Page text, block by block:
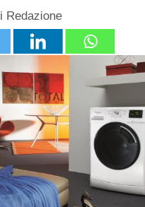
Redazione